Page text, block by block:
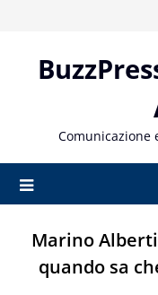
content
Comunicazione
Marino
quando sa